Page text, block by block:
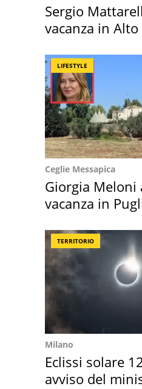
Sergio
vacanza in Alto
LIFESTYLE
Ceglie Messapica
Giorgia Meloni
vacanza in
TERRITORIO
Milano
Eclissi solare
avviso del